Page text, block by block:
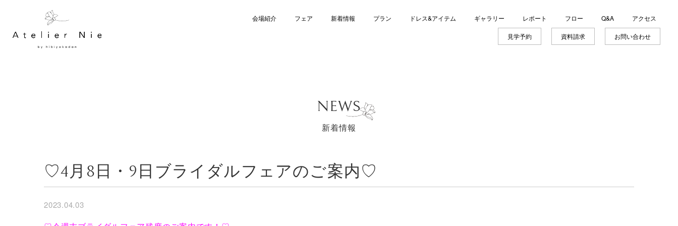
会場紹介 フェア 新着情報 プラン ドレス&アイテム ギャラリー レポート フロー Q&A アクセス
見学予約 資料請求 お問い合わせ
NEWS
新着情報
♡4月8日・9日ブライダルフェアのご案内♡
2023.04.03